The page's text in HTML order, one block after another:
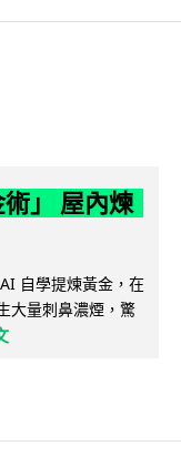
」 屋內煉
自學提煉黃金，在
大量刺鼻濃煙，驚